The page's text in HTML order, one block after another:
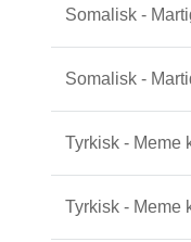
Somalisk -
Somalisk -
Tyrkisk - Meme
Tyrkisk - Meme